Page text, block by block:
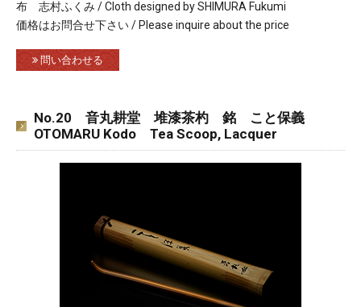
布 志村ふくみ / Cloth designed by SHIMURA Fukumi
価格はお問合せ下さい / Please inquire about the price
問い合わせる
No.20 音丸耕堂 堆漆茶杓 銘 こと保義
OTOMARU Kodo Tea Scoop, Lacquer